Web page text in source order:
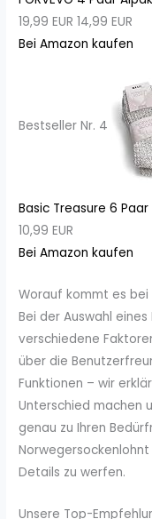
19,99 EUR 14,99 EUR
Bei Amazon kaufen
Bestseller Nr. 4
Basic Treasure 6
10,99 EUR
Bei Amazon kaufen
Worauf kommt es bei
Bei der Auswahl
verschiedene
über die
Funktionen – wir
Unterschied machen
genau zu Ihren
Details zu werfen.
Unsere Top-